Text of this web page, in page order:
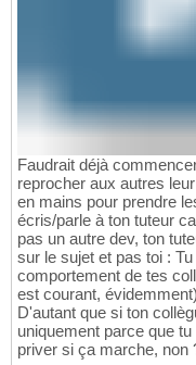
Faudrait déjà
reprocher aux autres
en mains pour prendre
écris/parle à ton tuteur
pas un autre dev, ton
sur le sujet et pas toi :
comportement de tes
est courant,
D'autant que si ton
uniquement parce que
priver si ça marche, non